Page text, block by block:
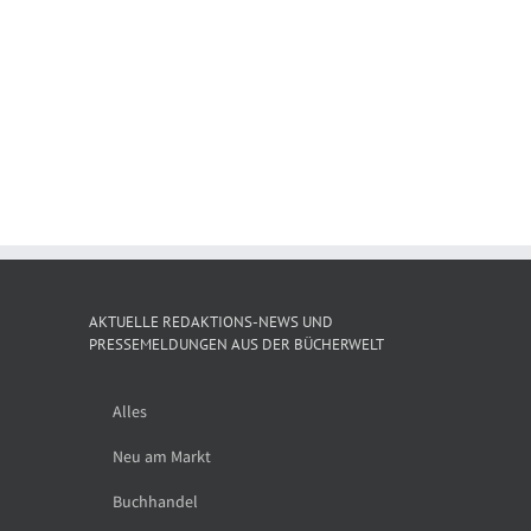
AKTUELLE REDAKTIONS-NEWS UND
PRESSEMELDUNGEN AUS DER BÜCHERWELT
Alles
Neu am Markt
Buchhandel